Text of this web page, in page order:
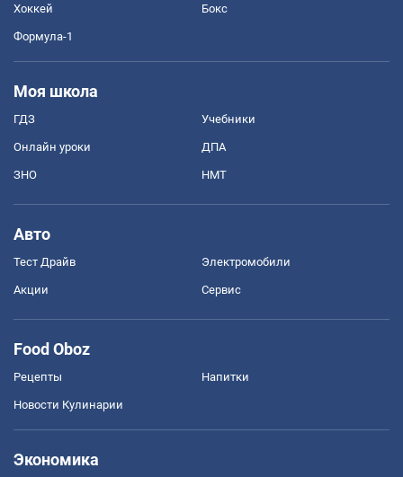
Хоккей Бокс
Формула-1
Моя школа
ГДЗ Учебники
Онлайн уроки ДПА
ЗНО НМТ
Авто
Тест Драйв Электромобили
Акции Сервис
Food Oboz
Рецепты Напитки
Новости Кулинарии
Экономика